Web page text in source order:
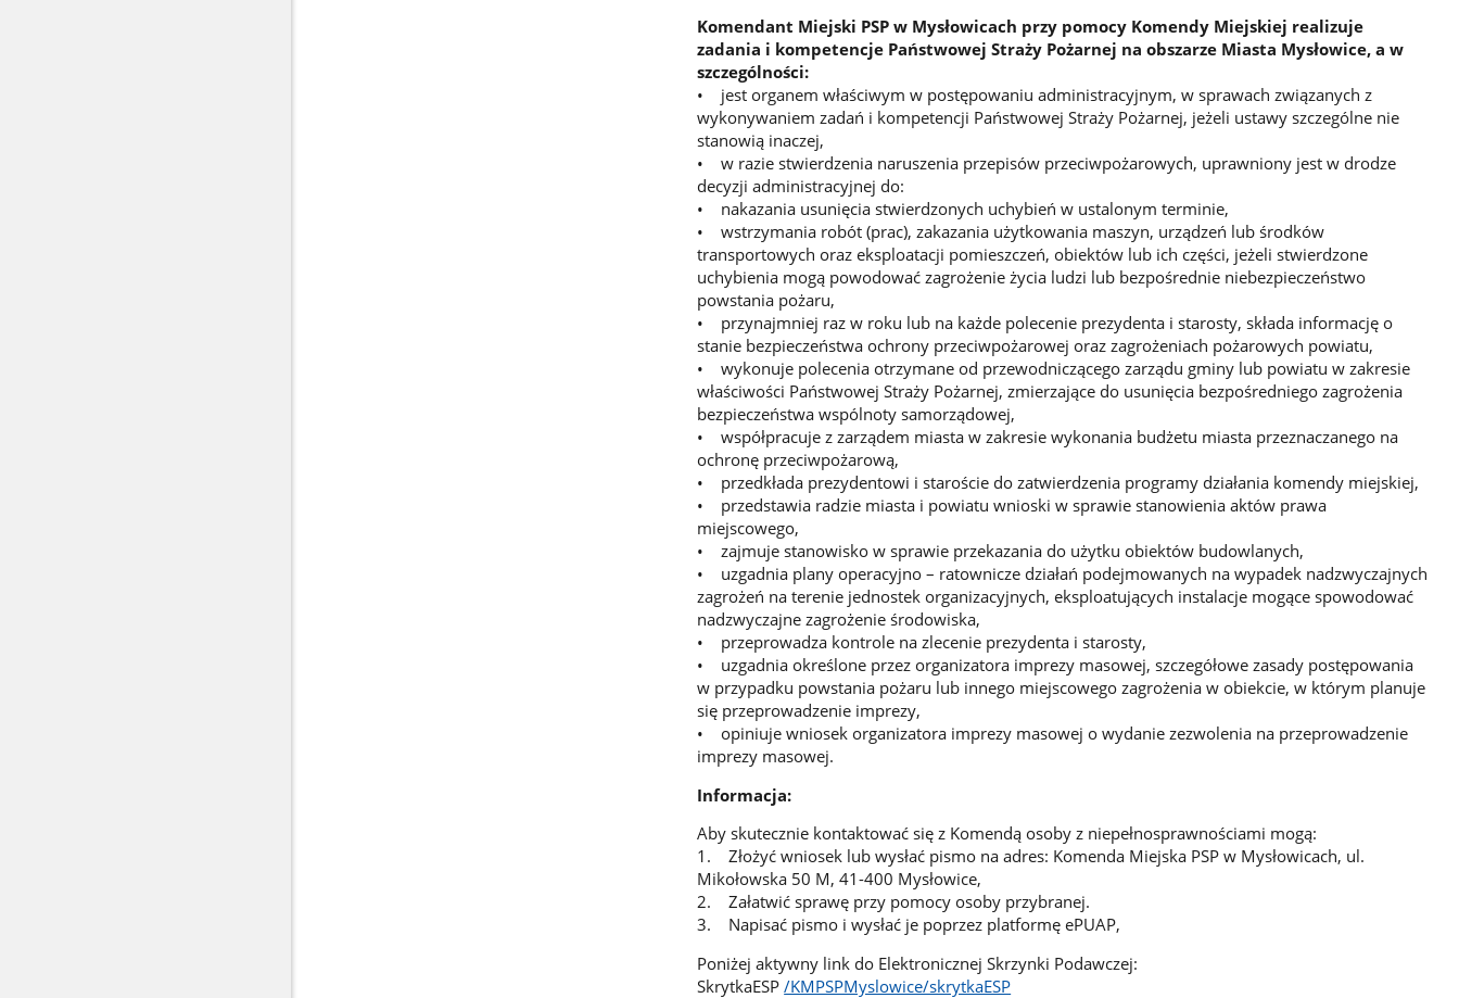
Komendant Miejski PSP w Mysłowicach przy pomocy Komendy Miejskiej realizuje
zadania i kompetencje Państwowej Straży Pożarnej na obszarze Miasta Mysłowice, a w
szczególności:
• jest organem właściwym w postępowaniu administracyjnym, w sprawach związanych z
wykonywaniem zadań i kompetencji Państwowej Straży Pożarnej, jeżeli ustawy szczególne nie
stanowią inaczej,
• w razie stwierdzenia naruszenia przepisów przeciwpożarowych, uprawniony jest w drodze
decyzji administracyjnej do:
• nakazania usunięcia stwierdzonych uchybień w ustalonym terminie,
• wstrzymania robót (prac), zakazania użytkowania maszyn, urządzeń lub środków
transportowych oraz eksploatacji pomieszczeń, obiektów lub ich części, jeżeli stwierdzone
uchybienia mogą powodować zagrożenie życia ludzi lub bezpośrednie niebezpieczeństwo
powstania pożaru,
• przynajmniej raz w roku lub na każde polecenie prezydenta i starosty, składa informację o
stanie bezpieczeństwa ochrony przeciwpożarowej oraz zagrożeniach pożarowych powiatu,
• wykonuje polecenia otrzymane od przewodniczącego zarządu gminy lub powiatu w zakresie
właściwości Państwowej Straży Pożarnej, zmierzające do usunięcia bezpośredniego zagrożenia
bezpieczeństwa wspólnoty samorządowej,
• współpracuje z zarządem miasta w zakresie wykonania budżetu miasta przeznaczanego na
ochronę przeciwpożarową,
• przedkłada prezydentowi i staroście do zatwierdzenia programy działania komendy miejskiej,
• przedstawia radzie miasta i powiatu wnioski w sprawie stanowienia aktów prawa
miejscowego,
• zajmuje stanowisko w sprawie przekazania do użytku obiektów budowlanych,
• uzgadnia plany operacyjno – ratownicze działań podejmowanych na wypadek nadzwyczajnych
zagrożeń na terenie jednostek organizacyjnych, eksploatujących instalacje mogące spowodować
nadzwyczajne zagrożenie środowiska,
• przeprowadza kontrole na zlecenie prezydenta i starosty,
• uzgadnia określone przez organizatora imprezy masowej, szczegółowe zasady postępowania
w przypadku powstania pożaru lub innego miejscowego zagrożenia w obiekcie, w którym planuje
się przeprowadzenie imprezy,
• opiniuje wniosek organizatora imprezy masowej o wydanie zezwolenia na przeprowadzenie
imprezy masowej.
Informacja:
Aby skutecznie kontaktować się z Komendą osoby z niepełnosprawnościami mogą:
1. Złożyć wniosek lub wysłać pismo na adres: Komenda Miejska PSP w Mysłowicach, ul.
Mikołowska 50 M, 41-400 Mysłowice,
2. Załatwić sprawę przy pomocy osoby przybranej.
3. Napisać pismo i wysłać je poprzez platformę ePUAP,
Poniżej aktywny link do Elektronicznej Skrzynki Podawczej:
SkrytkaESP/KMPSPMyslowice/skrytkaESP